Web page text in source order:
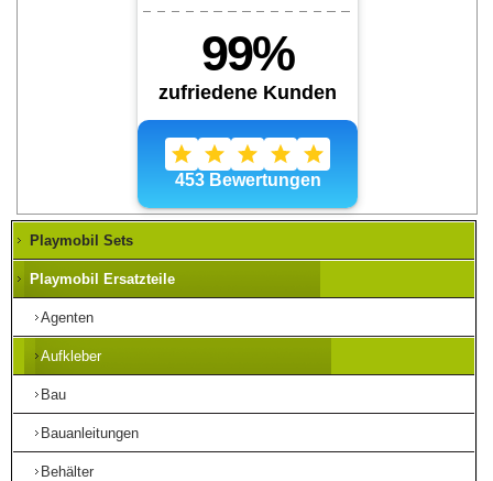
Playmobil Sets
Playmobil Ersatzteile
Agenten
Aufkleber
Bau
Bauanleitungen
Behälter